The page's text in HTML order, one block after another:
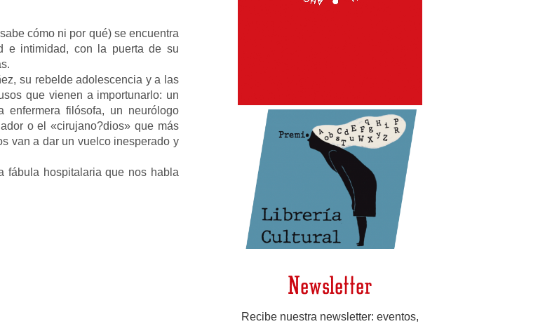
cómo ni por qué) se encuentra
e intimidad, con la puerta de su
su rebelde adolescencia y a las
que vienen a importunarlo: un
filósofa, un neurólogo
o el «cirujano?dios» que más
van a dar un vuelco inesperado y
fábula hospitalaria que nos habla
Newsletter
Recibe nuestra newsletter: eventos,